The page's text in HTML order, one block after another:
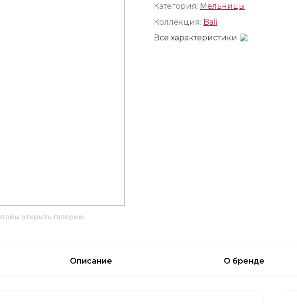
открыть галерею
Категория: Мельницы
Коллекция: Bali
Все характеристики
Описание О бренде